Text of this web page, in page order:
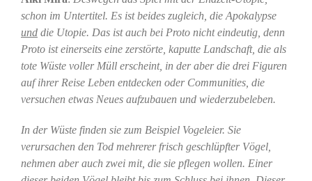
schon im Untertitel. Es ist beides zugleich, die Apokalypse
unddie Utopie. Das ist auch bei Proto nicht eindeutig, denn
Proto ist einerseits eine zerstörte, kaputte Landschaft, die als
tote Wüste voller Müll erscheint, in der aber die drei Figuren
auf ihrer Reise Leben entdecken oder Communities, die
versuchen etwas Neues aufzubauen und wiederzubeleben.
In der Wüste finden sie zum Beispiel Vogeleier. Sie
verursachen den Tod mehrerer frisch geschlüpfter Vögel,
nehmen aber auch zwei mit, die sie pflegen wollen. Einer